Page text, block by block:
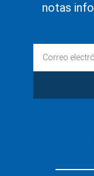
notas